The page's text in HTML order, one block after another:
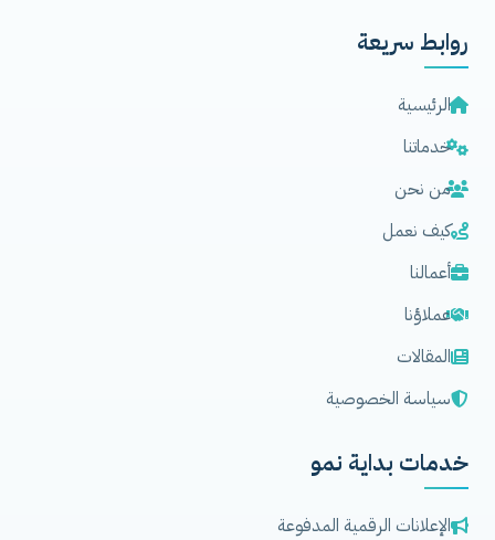
روابط سريعة
الرئيسية
خدماتنا
من نحن
كيف نعمل
أعمالنا
عملاؤنا
المقالات
سياسة الخصوصية
خدمات بداية نمو
الإعلانات الرقمية المدفوعة